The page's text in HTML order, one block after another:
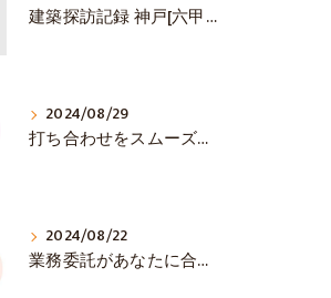
建築探訪記録 神戸[六甲山ミーツ・アート]
2024/08/29
打ち合わせをスムーズに💛 初対面で大事な3選！
2024/08/22
業務委託があなたに合うか見極める方法